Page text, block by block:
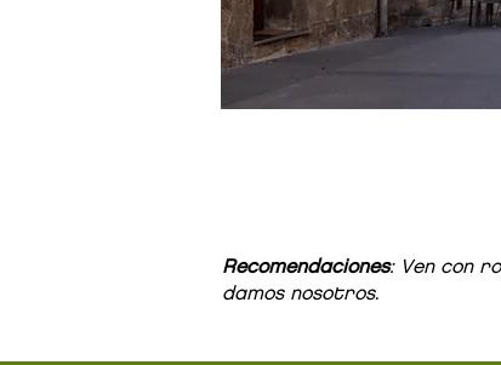
Recomendaciones: Ven con
damos nosotros.